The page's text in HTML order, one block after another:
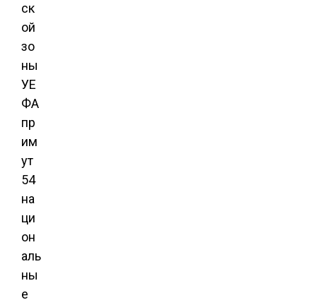
ск
ой
зо
ны
УЕ
ФА
пр
им
ут
54
на
ци
он
аль
ны
е